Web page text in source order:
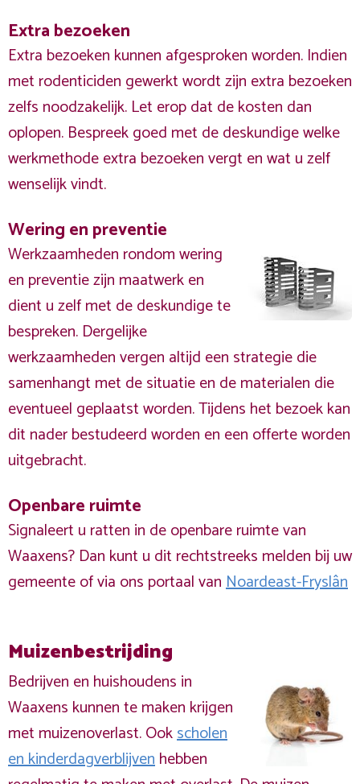
Extra bezoeken
Extra bezoeken kunnen afgesproken worden. Indien
met rodenticiden gewerkt wordt zijn extra bezoeken
zelfs noodzakelijk. Let erop dat de kosten dan
oplopen. Bespreek goed met de deskundige welke
werkmethode extra bezoeken vergt en wat u zelf
wenselijk vindt.
Wering en preventie
Werkzaamheden rondom wering
en preventie zijn maatwerk en
dient u zelf met de deskundige te
bespreken. Dergelijke
werkzaamheden vergen altijd een strategie die
samenhangt met de situatie en de materialen die
eventueel geplaatst worden. Tijdens het bezoek kan
dit nader bestudeerd worden en een offerte worden
uitgebracht.
Openbare ruimte
Signaleert u ratten in de openbare ruimte van
Waaxens? Dan kunt u dit rechtstreeks melden bij uw
gemeente of via ons portaal vanNoardeast-Fryslân
Muizenbestrijding
Bedrijven en huishoudens in
Waaxens kunnen te maken krijgen
met muizenoverlast. Ookscholen
en kinderdagverblijvenhebben